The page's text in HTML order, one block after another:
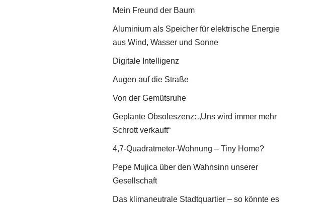
Mein Freund der Baum
Aluminium als Speicher für elektrische Energie
aus Wind, Wasser und Sonne
Digitale Intelligenz
Augen auf die Straße
Von der Gemütsruhe
Geplante Obsoleszenz: „Uns wird immer mehr
Schrott verkauft“
4,7-Quadratmeter-Wohnung – Tiny Home?
Pepe Mujica über den Wahnsinn unserer
Gesellschaft
Das klimaneutrale Stadtquartier – so könnte es